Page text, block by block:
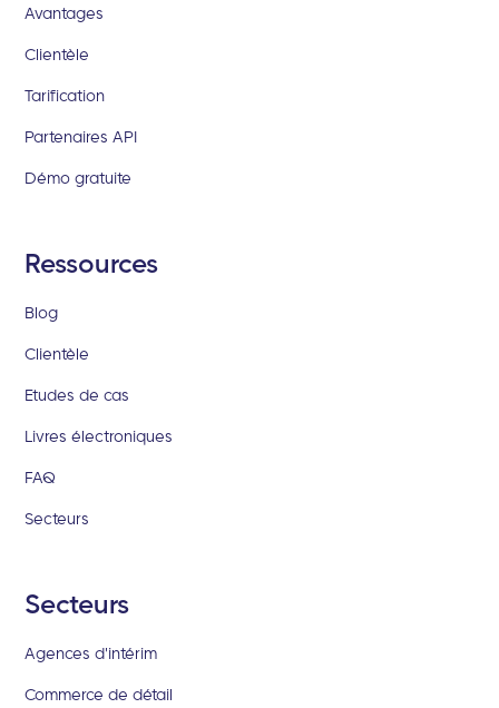
Avantages
Clientèle
Tarification
Partenaires API
Démo gratuite
Ressources
Blog
Clientèle
Etudes de cas
Livres électroniques
FAQ
Secteurs
Secteurs
Agences d'intérim
Commerce de détail